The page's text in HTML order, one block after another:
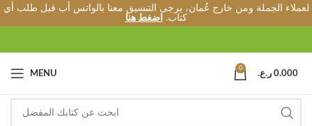
لعملاء الجملة ومن خارج عُمان، يرجى التنسيق معنا بالواتس أب قبل طلب أي
كتاب.
اضغط هنا
MENU
0
0.000 ر.ع.